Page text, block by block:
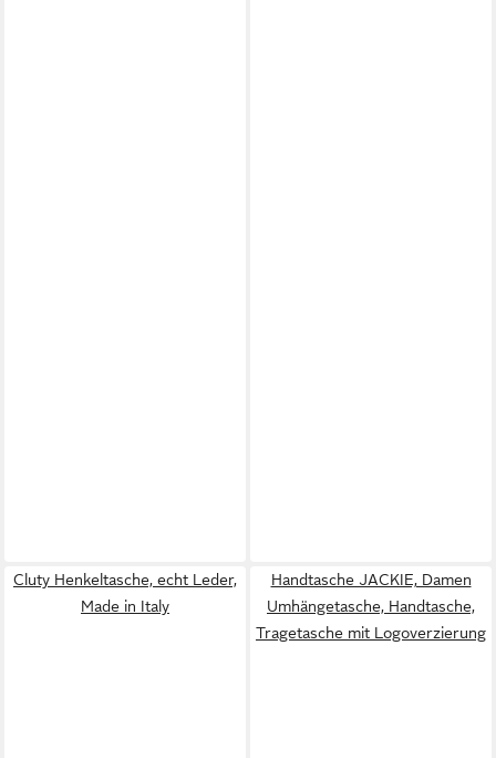
Cluty Henkeltasche, echt Leder,
Made in Italy
Handtasche JACKIE, Damen
Umhängetasche, Handtasche,
Tragetasche mit Logoverzierung